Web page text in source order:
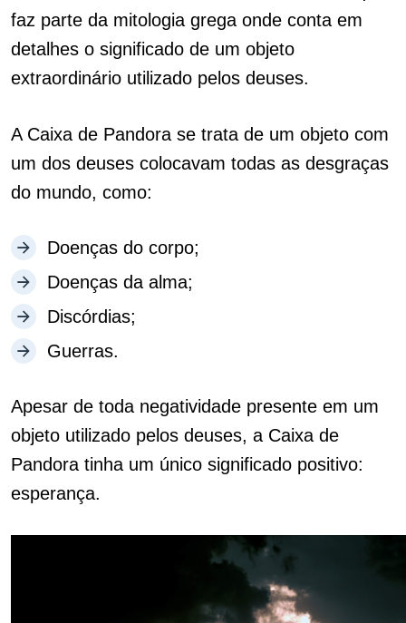
faz parte da mitologia grega onde conta em
detalhes o significado de um objeto
extraordinário utilizado pelos deuses.
A Caixa de Pandora se trata de um objeto com
um dos deuses colocavam todas as desgraças
do mundo, como:
Doenças do corpo;
Doenças da alma;
Discórdias;
Guerras.
Apesar de toda negatividade presente em um
objeto utilizado pelos deuses, a Caixa de
Pandora tinha um único significado positivo:
esperança.